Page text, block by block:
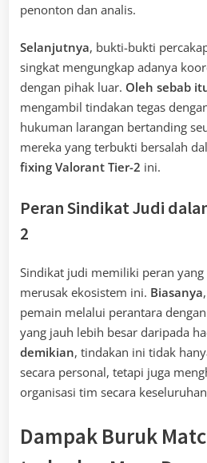
penonton dan analis.
Selanjutnya, bukti-bukti
singkat mengungkap adanya
dengan pihak luar. Oleh sebab
mengambil tindakan tegas
hukuman larangan bertanding
mereka yang terbukti bersalah
fixing Valorant Tier-2 ini.
Peran Sindikat Judi
2
Sindikat judi memiliki peran yang
merusak ekosistem ini. Biasanya
pemain melalui perantara
yang jauh lebih besar daripada
demikian, tindakan ini tidak
secara personal, tetapi juga
organisasi tim secara
Dampak Buruk